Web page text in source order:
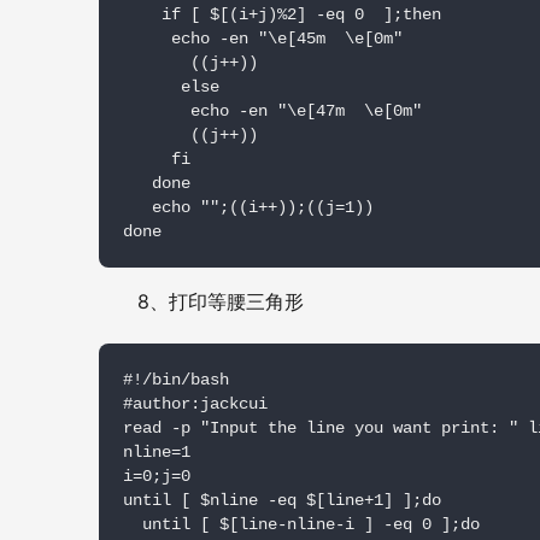
if [ $[(i+j)%2] -eq 0  ];then
echo -en "\e[45m  \e[0m"
((j++))
else
echo -en "\e[47m  \e[0m"
((j++))
fi
done
echo "";((i++));((j=1))
done
8 、打印等腰三角形
#!/bin/bash
#author:jackcui
read -p "Input the line you want print: "
nline=1
i=0;j=0
until [ $nline -eq $[line+1] ];do
until [ $[line-nline-i ] -eq 0 ];do